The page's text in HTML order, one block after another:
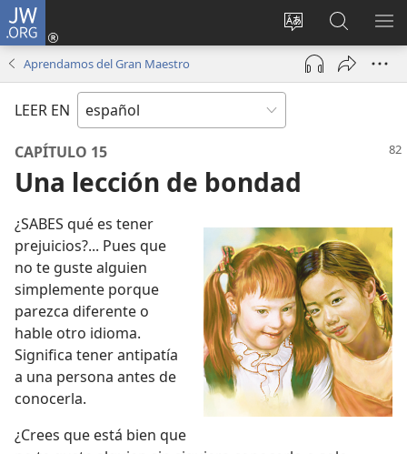
JW.ORG
Cambiar
idioma
del sitio
Iniciar
sesión
(abre
nueva
en
jw.org
Aprendamos del Gran Maestro
LEER EN
CAPÍTULO 15
Una lección de bondad
¿SABES qué es tener
prejuicios?... Pues que
no te guste alguien
simplemente porque
parezca diferente o
hable otro idioma.
Significa tener antipatía
a una persona antes de
conocerla.
¿Crees que está bien que